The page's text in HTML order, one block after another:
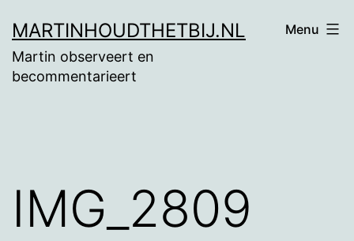
naar
de
MARTINHOUDTHETBIJ.NL
Martin observeert en
becommentarieert
Menu
IMG_2809